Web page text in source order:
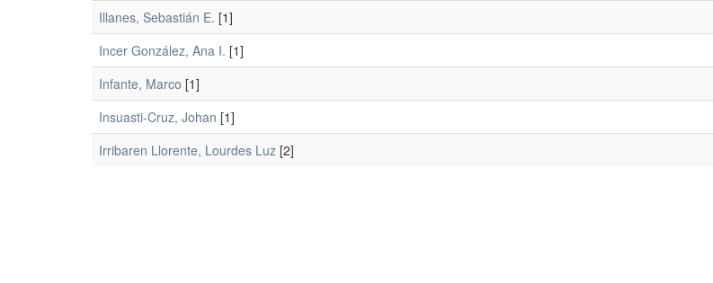
Illanes, Sebastián E. [1]
Incer González, Ana I. [1]
Infante, Marco [1]
Insuasti-Cruz, Johan [1]
Irribaren Llorente, Lourdes Luz [2]